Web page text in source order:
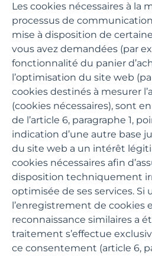
Les cookies nécessaires à la
processus de
mise à disposition de
vous avez demandées (par
fonctionnalité du panier
l’optimisation du site web
cookies destinés à mesurer
(cookies nécessaires), sont
de l’article 6, paragraphe 1,
indication d’une autre base
du site web a un intérêt
cookies nécessaires afin
disposition techniquement
optimisée de ses services.
l’enregistrement de cookies
reconnaissance similaires a
traitement s’effectue
ce consentement (article 6,